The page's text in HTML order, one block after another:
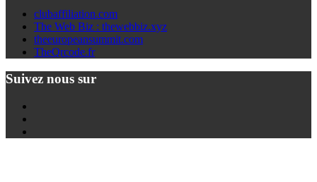
clubaffiliation.com
The Web Biz : thewebbiz.xyz
theeuropeansummit.com
TheQrcode.fr
Suivez nous sur